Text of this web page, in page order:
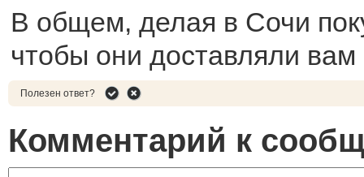
В общем, делая в Сочи
чтобы они доставляли вам
Полезен ответ?
Комментарий к